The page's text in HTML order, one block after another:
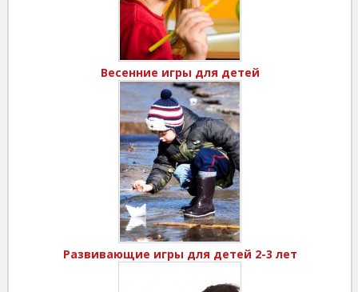
Весенние игры для детей
Развивающие игры для детей 2-3 лет